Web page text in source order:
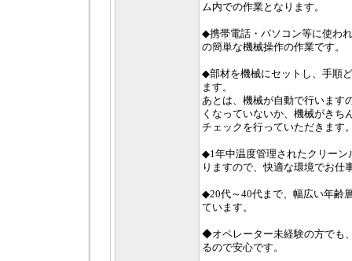
ム内での作業となります。
◆携帯電話・パソコン等に使わ
の簡単な機械操作の作業です。
◆部材を機械にセットし、手順
ます。
あとは、機械が自動で行います
くなっていないか、機械がきち
チェックを行っていただきます
◆1年中温度管理されたクリーン
りますので、快適な環境でお仕
◆20代～40代まで、幅広い年齢
ています。
◆オペレーター未経験の方でも
るので安心です。